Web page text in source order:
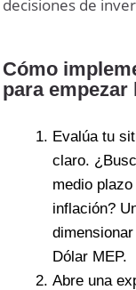
decisiones de
Cómo
para empezar
Evalúa tu
claro.
medio
inflación?
Dólar MEP.
Abre una